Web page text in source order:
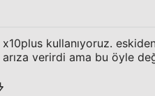
kullanıyoruz.
arıza verirdi ama bu öyle